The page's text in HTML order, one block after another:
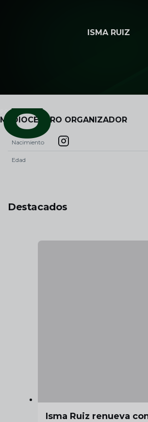
ISMA RUIZ
8
POSICIÓN
MEDIOCENTRO ORGANIZADOR
Nacimiento
Edad
Destacados
Isma Ruiz renueva